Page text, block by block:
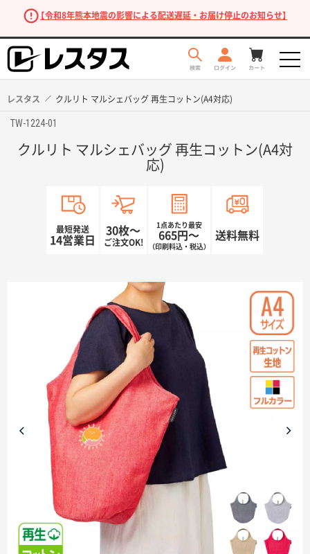
【令和8年熊本地震の影響による配送遅延・お届け停止のお知らせ】
商品を探す
商品カテゴリーから探す
ターゲットから探す
目的・シーンから探す
イベントから探す
レスタス クルリト マルシェバッグ 再生コットン(A4対応)
TW-1224-01
クルリト マルシェバッグ 再生コットン(A4対
応)
最短発送
14営業日
30枚〜
ご注文OK!
1点あたり最安
665円〜
（印刷料込・税込）
送料無料